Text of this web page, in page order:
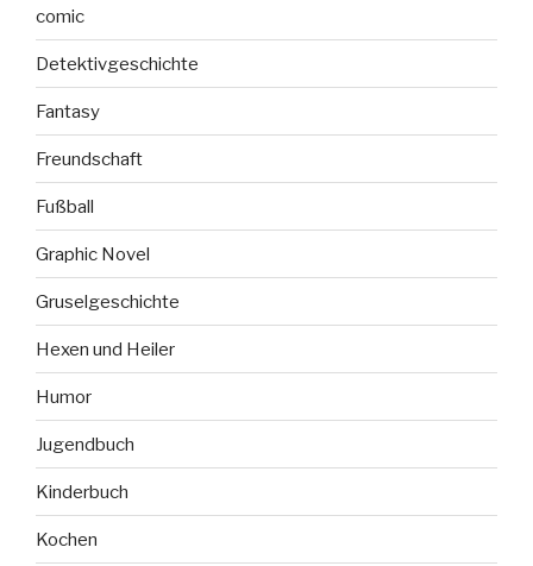
comic
Detektivgeschichte
Fantasy
Freundschaft
Fußball
Graphic Novel
Gruselgeschichte
Hexen und Heiler
Humor
Jugendbuch
Kinderbuch
Kochen